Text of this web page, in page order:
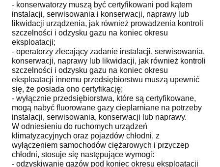
- konserwatorzy muszą być certyfikowani pod kątem
instalacji, serwisowania i konserwacji, naprawy lub
likwidacji urządzenia, jak również prowadzenia kontroli
szczelności i odzysku gazu na koniec okresu
eksploatacji;
- operatorzy zlecający zadanie instalacji, serwisowania,
konserwacji, naprawy lub likwidacji, jak również kontroli
szczelności i odzysku gazu na koniec okresu
eksploatacji innemu przedsiębiorstwu muszą upewnić
się, że posiada ono certyfikację;
- wyłącznie przedsiębiorstwa, które są certyfikowane,
mogą nabyć fluorowane gazy cieplarniane na potrzeby
instalacji, serwisowania, konserwacji lub naprawy.
W odniesieniu do ruchomych urządzeń
klimatyzacyjnych oraz pojazdów chłodni, z
wyłączeniem samochodów ciężarowych i przyczep
chłodni, stosuje się następujące wymogi:
- odzyskiwanie gazów pod koniec okresu eksploatacji